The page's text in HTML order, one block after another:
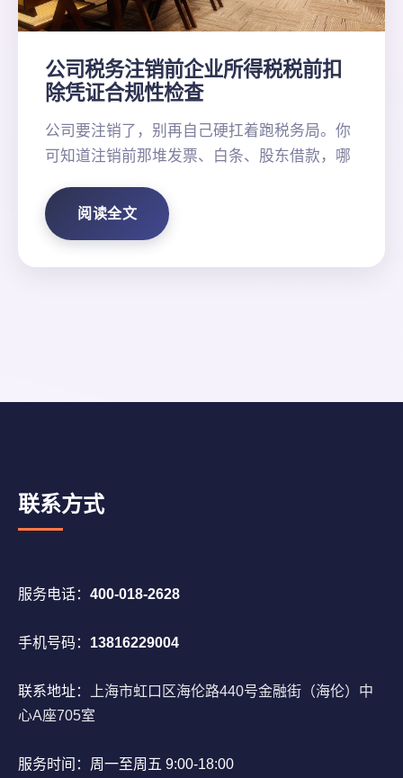
公司税务注销前企业所得税税前扣
除凭证合规性检查
公司要注销了，别再自己硬扛着跑税务局。你
可知道注销前那堆发票、白条、股东借款，哪
阅读全文
联系方式
服务电话： 400-018-2628
手机号码： 13816229004
联系地址：
上海市虹口区海伦路440号金融街（海伦）中
心A座705室
服务时间：周一至周五 9:00-18:00